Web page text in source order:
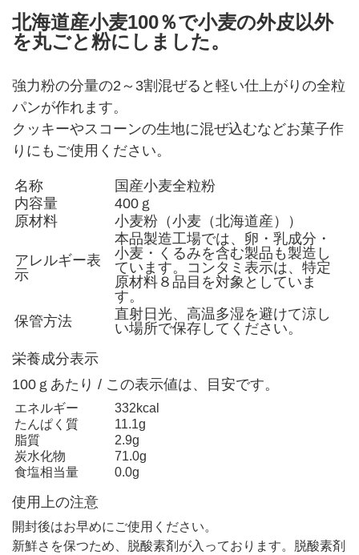
北海道産小麦100％で小麦の外皮以外
を丸ごと粉にしました。
強力粉の分量の2～3割混ぜると軽い仕上がりの全粒
パンが作れます。
クッキーやスコーンの生地に混ぜ込むなどお菓子作
りにもご使用ください。
名称
国産小麦全粒粉
内容量
400ｇ
原材料
小麦粉（小麦（北海道産））
アレルギー表
示
本品製造工場では、卵・乳成分・
小麦・くるみを含む製品も製造し
ています。コンタミ表示は、特定
原材料８品目を対象としていま
す。
保管方法
直射日光、高温多湿を避けて涼し
い場所で保存してください。
栄養成分表示
100ｇあたり / この表示値は、目安です。
エネルギー
332kcal
たんぱく質
11.1g
脂質
2.9g
炭水化物
71.0g
食塩相当量
0.0g
使用上の注意
開封後はお早めにご使用ください。
新鮮さを保つため、脱酸素剤が入っております。脱酸素剤